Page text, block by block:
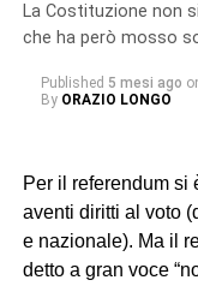
La Costituzione non
che ha però mosso
Published 5 mesi ago
By ORAZIO LONGO
Per il referendum si
aventi diritti al voto
e nazionale). Ma il
detto a gran voce